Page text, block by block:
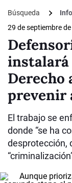
Búsqueda
29 de septiembre de
instalará
Derecho
prevenir
El trabajo se
donde “se ha
desprotección,